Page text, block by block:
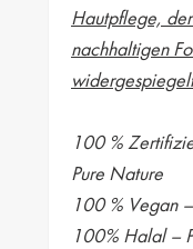
Hautpflege,
nachhaltigen
100 %
Pure Nature
100 % Vegan
100% Halal –